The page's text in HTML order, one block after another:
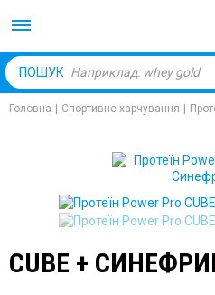
ПОШУК
Головна Спортивне харчування
CUBE +